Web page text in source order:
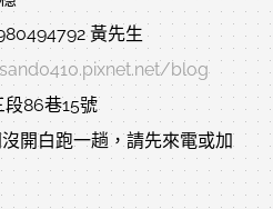
黃先生
blog
段86巷15號
開白跑一趟，請先來電或加